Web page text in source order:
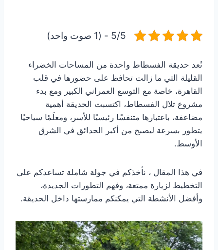
5/5 - (1 صوت واحد)
تُعد حديقة الفسطاط واحدة من المساحات الخضراء
القليلة التي ما زالت تحافظ على حضورها في قلب
القاهرة، خاصة مع التوسع العمراني الكبير ومع بدء
مشروع تلال الفسطاط، اكتسبت الحديقة أهمية
مضاعفة، باعتبارها متنفسًا رئيسيًا للأسر، ومعلَمًا سياحيًا
يتطور بسرعة ليصبح من أكبر الحدائق في الشرق
الأوسط.
في هذا المقال ، نأخذكم في جولة شاملة تساعدكم على
التخطيط لزيارة ممتعة، وفهم التطورات الجديدة،
وأفضل الأنشطة التي يمكنكم ممارستها داخل الحديقة.